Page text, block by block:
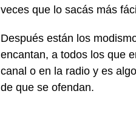
veces que lo sacás más
Después están los
encantan, a todos los que
canal o en la radio y es
de que se ofendan.